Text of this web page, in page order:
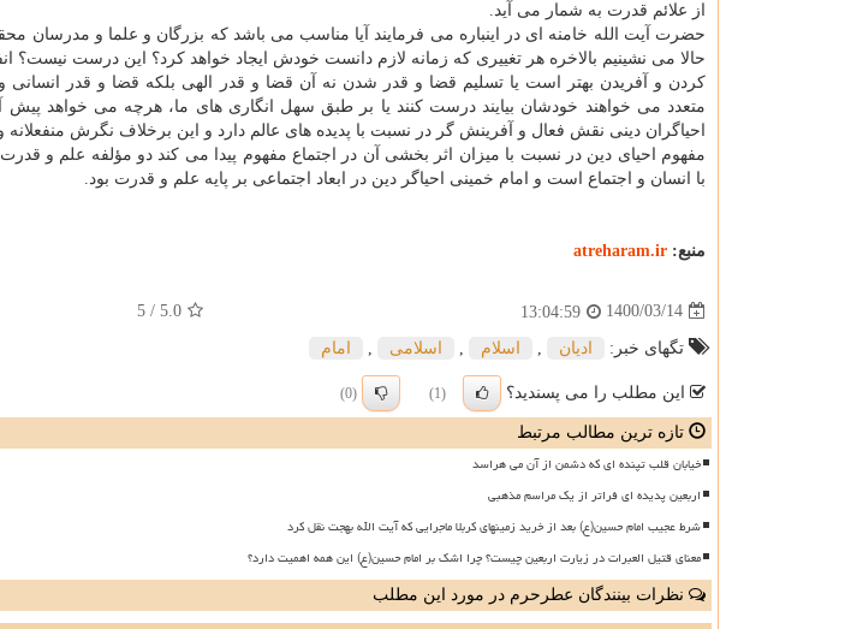
از علائم قدرت به شمار می آید.
حضرت آیت الله خامنه ای در اینباره می فرمایند آیا مناسب می باشد که بزرگان و علما و مدرسان
حالا می نشینیم بالاخره هر تغییری که زمانه لازم دانست خودش ایجاد خواهد کرد؟ این درست نیست؟
کردن و آفریدن بهتر است یا تسلیم قضا و قدر شدن نه آن قضا و قدر الهی بلکه قضا و قدر
متعدد می خواهند خودشان بیایند درست کنند یا بر طبق سهل انگاری های ما، هرچه می خواهد
احیاگران دینی نقش فعال و آفرینش گر در نسبت با پدیده های عالم دارد و این برخلاف نگرش
مفهوم احیای دین در نسبت با میزان اثر بخشی آن در اجتماع مفهوم پیدا می کند دو مؤلفه علم و
با انسان و اجتماع است و امام خمینی احیاگر دین در ابعاد اجتماعی بر پایه علم و قدرت بود.
منبع: atreharam.ir
1400/03/14
13:04:59
5.0
/ 5
تگهای خبر: ادیان اسلام اسلامی امام
این مطلب را می پسندید؟ (1)
(0)
تازه ترین مطالب مرتبط
خیابان قلب تپنده ای که دشمن از آن می هراسد
اربعین پدیده ای فراتر از یک مراسم مذهبی
شرط عجیب امام حسین(ع) بعد از خرید زمینهای کربلا ماجرایی که آیت الله بهجت نقل کرد
معنای قتیل العبرات در زیارت اربعین چیست؟ چرا اشک بر امام حسین(ع) این همه اهمیت دارد؟
نظرات بینندگان عطرحرم در مورد این مطلب